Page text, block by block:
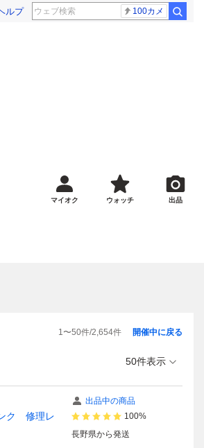
ルプ 100カメ
マイオク ウォッチ 出品
1〜50件/2,654件 開催中に戻る
50件表示
ク 修理レ
出品中の商品
100%
長野県から発送